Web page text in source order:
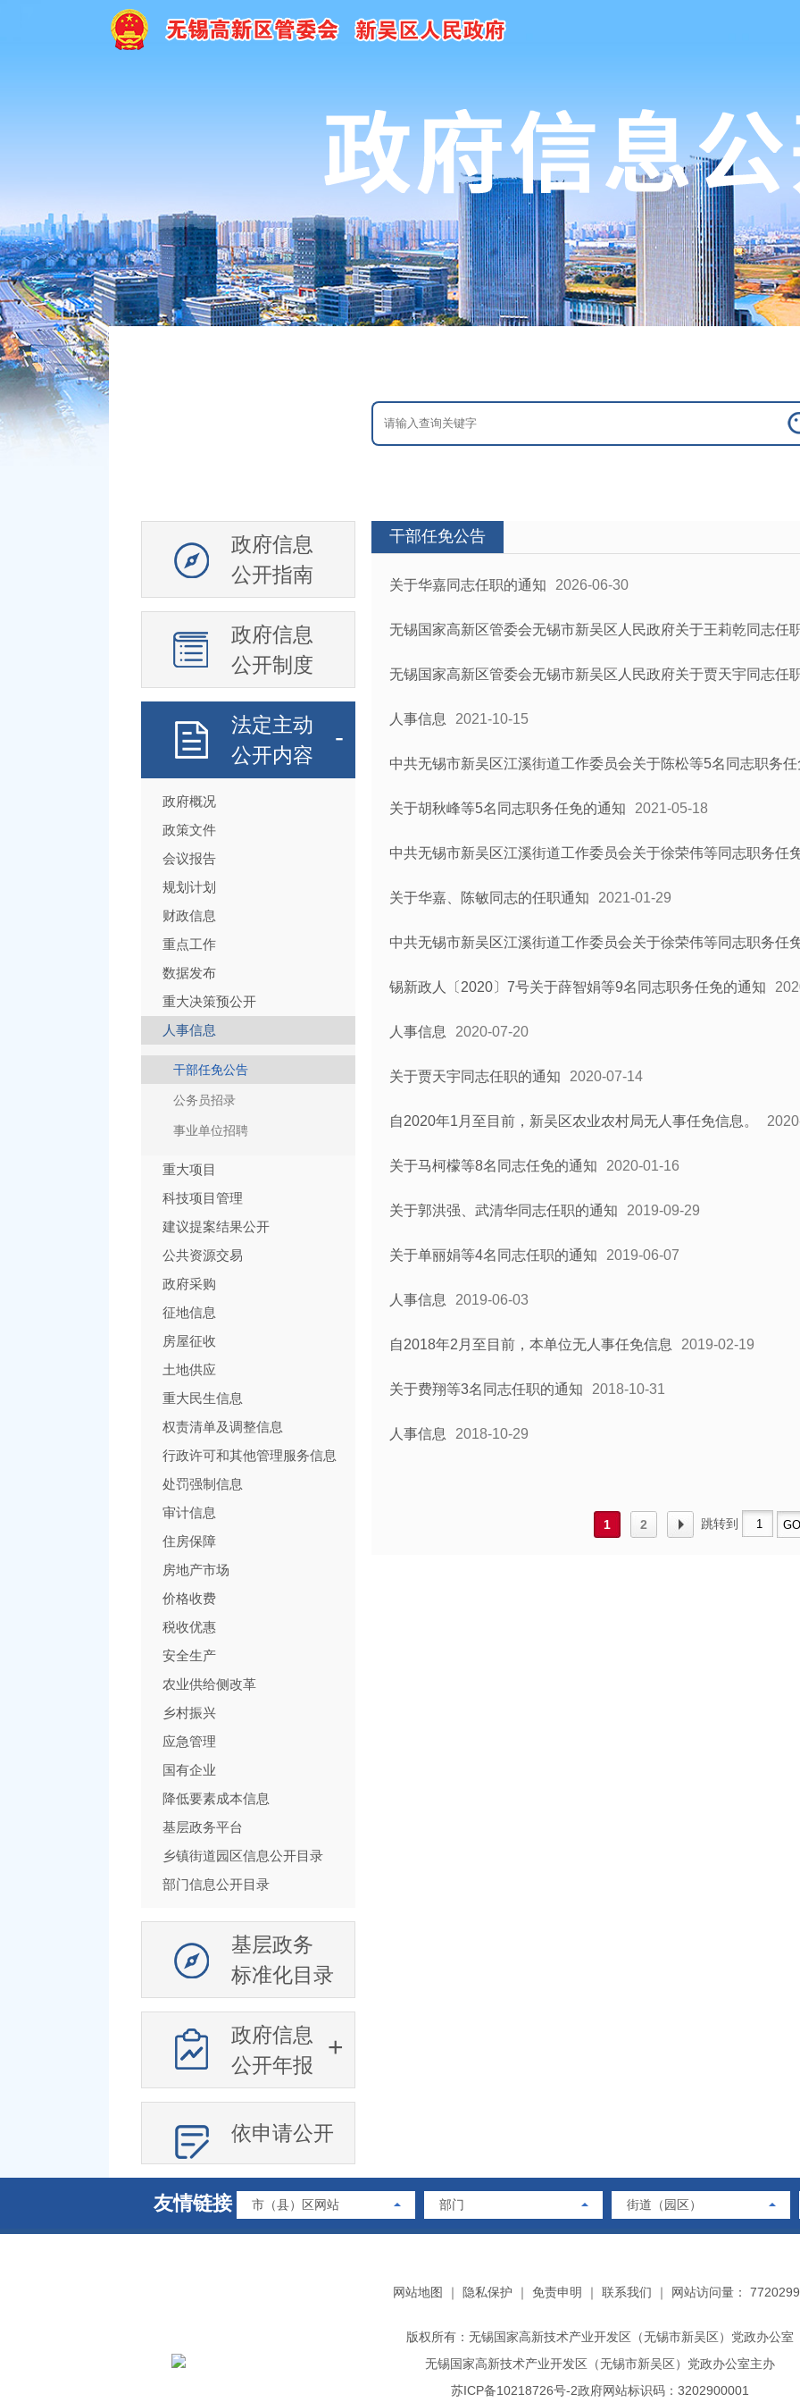
政府信息
公开指南
政府信息
公开制度
法定主动
公开内容
政府概况
政策文件
会议报告
规划计划
财政信息
重点工作
数据发布
重大决策预公开
人事信息
干部任免公告
公务员招录
事业单位招聘
重大项目
科技项目管理
建议提案结果公开
公共资源交易
政府采购
征地信息
房屋征收
土地供应
重大民生信息
权责清单及调整信息
行政许可和其他管理服务信息
处罚强制信息
审计信息
住房保障
房地产市场
价格收费
税收优惠
安全生产
农业供给侧改革
乡村振兴
应急管理
国有企业
降低要素成本信息
基层政务平台
乡镇街道园区信息公开目录
部门信息公开目录
基层政务
标准化目录
政府信息
公开年报
依申请公开
干部任免公告
关于华嘉同志任职的通知 2026-06-30
无锡国家高新区管委会无锡市新吴区人民政府关于王莉乾同志任
无锡国家高新区管委会无锡市新吴区人民政府关于贾天宇同志任
人事信息 2021-10-15
中共无锡市新吴区江溪街道工作委员会关于陈松等5名同志职务
关于胡秋峰等5名同志职务任免的通知 2021-05-18
中共无锡市新吴区江溪街道工作委员会关于徐荣伟等同志职务任
关于华嘉、陈敏同志的任职通知 2021-01-29
中共无锡市新吴区江溪街道工作委员会关于徐荣伟等同志职务任
锡新政人〔2020〕7号关于薛智娟等9名同志职务任免的通知
人事信息 2020-07-20
关于贾天宇同志任职的通知 2020-07-14
自2020年1月至目前，新吴区农业农村局无人事任免信息。
关于马柯檬等8名同志任免的通知 2020-01-16
关于郭洪强、武清华同志任职的通知 2019-09-29
关于单丽娟等4名同志任职的通知 2019-06-07
人事信息 2019-06-03
自2018年2月至目前，本单位无人事任免信息 2019-02-19
关于费翔等3名同志任职的通知 2018-10-31
人事信息 2018-10-29
1 2 跳转到
友情链接 市（县）区网站 部门 街道（园区）
网站地图 ｜ 隐私保护 ｜ 免责申明 ｜ 联系我们 ｜ 网站访问量：
版权所有：无锡国家高新技术产业开发区（无锡市新吴区）党政办公室
无锡国家高新技术产业开发区（无锡市新吴区）党政办公室主办
苏ICP备10218726号-2政府网站标识码：3202900001